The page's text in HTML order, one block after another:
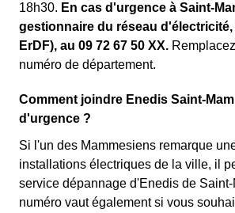
18h30. En cas d'urgence à Saint-
gestionnaire du réseau d'électricité,
ErDF), au 09 72 67 50 XX.
numéro de département.
Comment joindre Enedis Saint-
d'urgence ?
Si l'un des Mammesiens remarque
installations électriques de la ville, il
service dépannage d'Enedis de
numéro vaut également si vous